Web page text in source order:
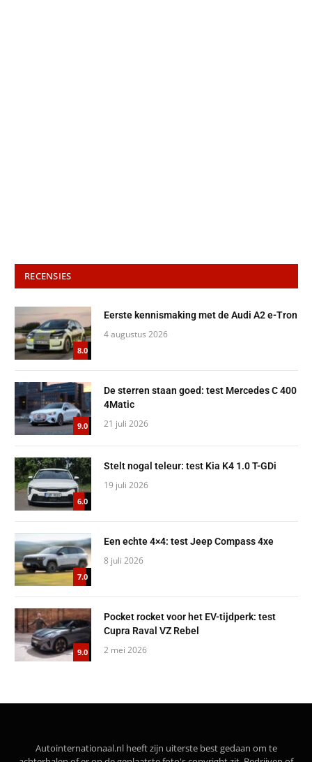
RECENSIES
8.0
Eerste kennismaking met de Audi A2 e-Tron
4 augustus 2026
9.0
De sterren staan goed: test Mercedes C 400
4Matic
21 juli 2026
6.0
Stelt nogal teleur: test Kia K4 1.0 T-GDi
19 juli 2026
7.0
Een echte 4×4: test Jeep Compass 4xe
8 juli 2026
9.0
Pocket rocket voor het EV-tijdperk: test
Cupra Raval VZ Rebel
2 mei 2026
Autointernationaal.nl heeft zijn uiterste best gedaan om te